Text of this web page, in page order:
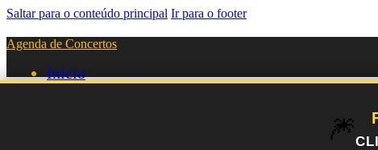
Saltar para o conteúdo principal Ir para o footer
Agenda de Concertos
Início
🎆
Agenda de Concertos de